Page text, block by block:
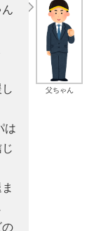
父ちゃん
は
の